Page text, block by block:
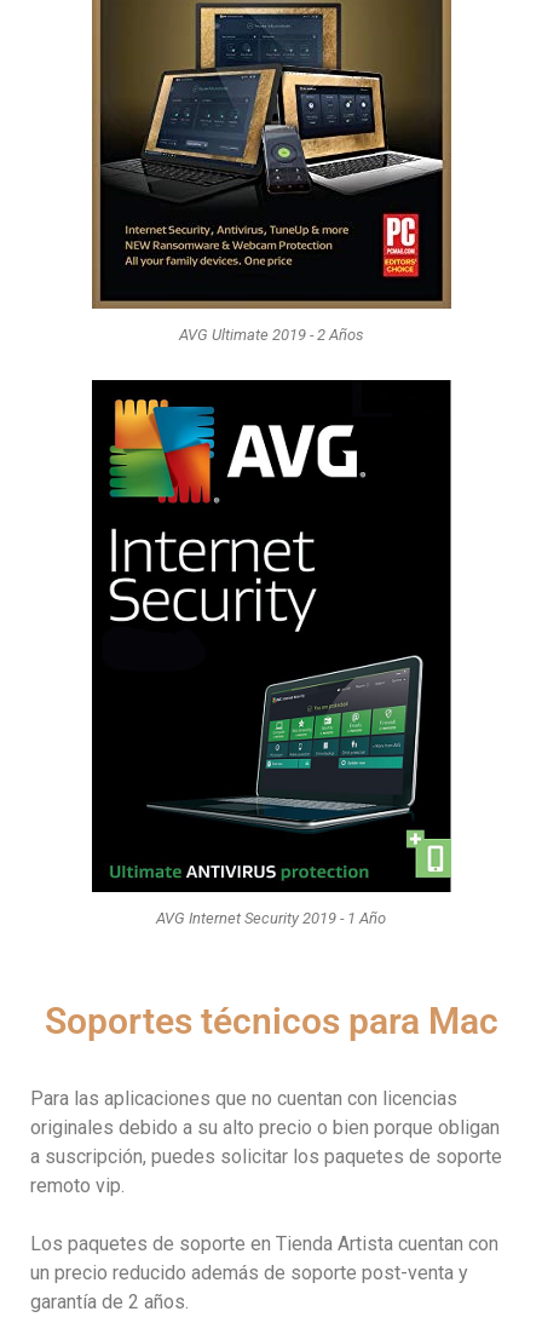
AVG Ultimate 2019 - 2 Años
AVG Internet Security 2019 - 1 Año
Soportes técnicos para Mac
Para las aplicaciones que no cuentan con licencias
originales debido a su alto precio o bien porque obligan
a suscripción, puedes solicitar los paquetes de soporte
remoto vip.
Los paquetes de soporte en Tienda Artista cuentan con
un precio reducido además de soporte post-venta y
garantía de 2 años.